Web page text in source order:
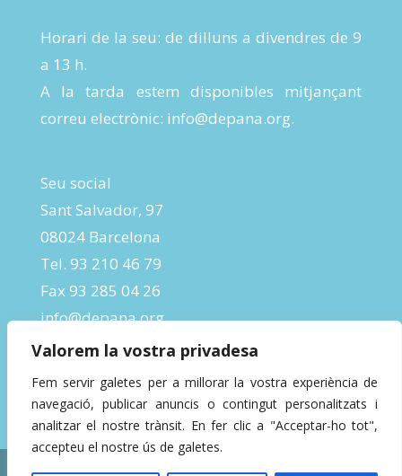
Valorem la vostra privadesa
Fem servir galetes per a millorar la vostra experiència de
navegació, publicar anuncis o contingut personalitzats i
analitzar el nostre trànsit. En fer clic a "Acceptar-ho tot",
accepteu el nostre ús de galetes.
Horari de la seu: de dilluns a divendres de 9
a 13 h.
A la tarda estem disponibles mitjançant
correu electrònic: info@depana.org.
Seu social
Sant Salvador, 97
08024 Barcelona
Tel. 93 210 46 79
Fax 93 285 04 26
info@depana.org